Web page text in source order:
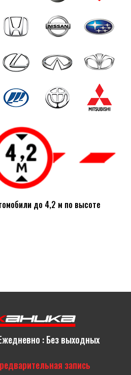
до 4,2 м по высоте
: Без выходных
запись